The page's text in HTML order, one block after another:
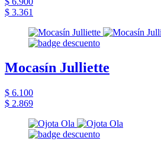
$ 3.361
Mocasín Julliette
$ 6.100
$ 2.869